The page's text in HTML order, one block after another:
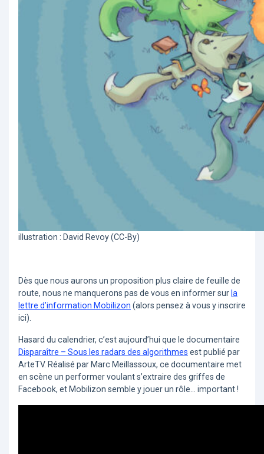
illustration : David Revoy (CC-By)
Dès que nous aurons un proposition plus claire de feuille de
route, nous ne manquerons pas de vous en informer surla
lettre d’information Mobilizon (alors pensez à vous y inscrire
ici).
Hasard du calendrier, c’est aujourd’hui que le documentaire
Disparaître – Sous les radars des algorithmes est publié par
ArteTV. Réalisé par Marc Meillassoux, ce documentaire met
en scène un performer voulant s’extraire des griffes de
Facebook, et Mobilizon semble y jouer un rôle… important !